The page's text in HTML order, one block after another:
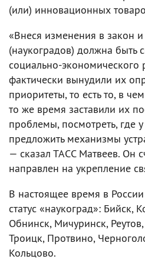
(или) инновационных
«Внеся изменения в закон
(наукоградов) должна быть
социально-экономического
фактически вынудили их
приоритеты, то есть то, в
то же время заставили их
проблемы, посмотреть, где
предложить механизмы
— сказал ТАСС Матвеев. Он
направлен на укрепление
В настоящее время в
статус «наукоград»: Бийск,
Обнинск, Мичуринск,
Троицк, Протвино,
Кольцово.